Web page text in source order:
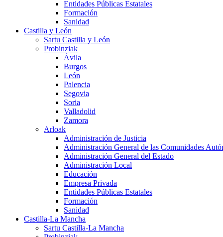
Entidades Públicas Estatales
Formación
Sanidad
Castilla y León
Sartu Castilla y León
Probinziak
Ávila
Burgos
León
Palencia
Segovia
Soria
Valladolid
Zamora
Arloak
Administración de Justicia
Administración General de las Comunidades
Administración General del Estado
Administración Local
Educación
Empresa Privada
Entidades Públicas Estatales
Formación
Sanidad
Castilla-La Mancha
Sartu Castilla-La Mancha